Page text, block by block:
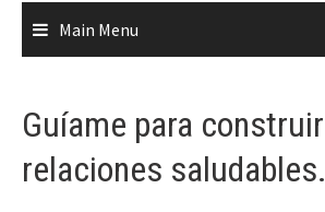
Main Menu
Guíame para construir
relaciones saludables.